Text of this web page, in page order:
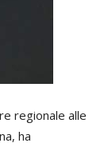
regionale alle
ha